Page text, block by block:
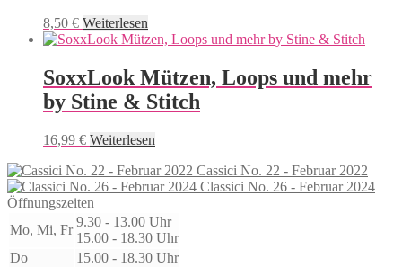
8,50 € Weiterlesen
SoxxLook Mützen, Loops und mehr
by Stine & Stitch
16,99 € Weiterlesen
Cassici No. 22 - Februar 2022
Classici No. 26 - Februar 2024
Öffnungszeiten
Mo, Mi, Fr
9.30 - 13.00 Uhr
15.00 - 18.30 Uhr
Do
15.00 - 18.30 Uhr